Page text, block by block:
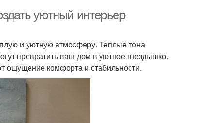
уютный интерьер
и уютную атмосферу. Теплые тона
превратить ваш дом в уютное гнездышко.
ощущение комфорта и стабильности.